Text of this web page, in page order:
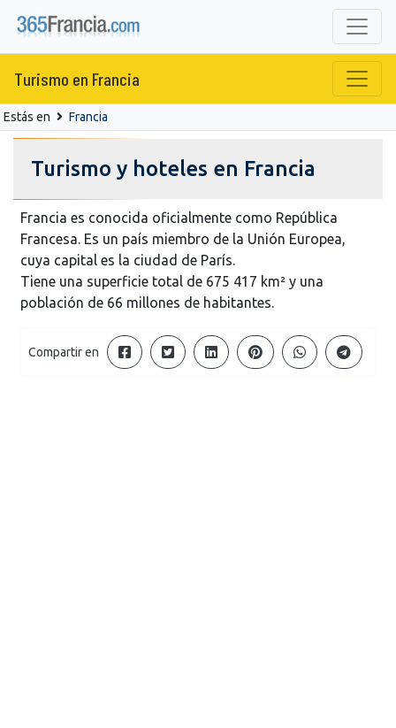
Turismo en Francia
Estás en Francia
Turismo y hoteles en Francia
Francia es conocida oficialmente como República
Francesa. Es un país miembro de la Unión Europea,
cuya capital es la ciudad de París.
Tiene una superficie total de 675 417 km² y una
población de 66 millones de habitantes.
Compartir en